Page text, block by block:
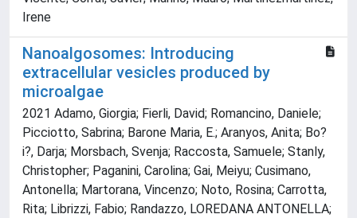
Irene
Nanoalgosomes: Introducing
extracellular vesicles produced by
microalgae
2021 Adamo, Giorgia; Fierli, David; Romancino, Daniele;
Picciotto, Sabrina; Barone Maria, E.; Aranyos, Anita; Bo?
i?, Darja; Morsbach, Svenja; Raccosta, Samuele; Stanly,
Christopher; Paganini, Carolina; Gai, Meiyu; Cusimano,
Antonella; Martorana, Vincenzo; Noto, Rosina; Carrotta,
Rita; Librizzi, Fabio; Randazzo, LOREDANA ANTONELLA;